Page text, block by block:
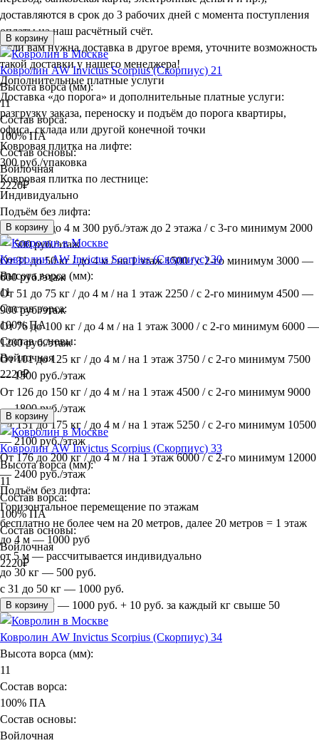
доставляются в срок до 3 рабочих дней с момента поступления
оплаты на наш расчётный счёт.
Если вам нужна доставка в другое время, уточните возможность
такой доставки у нашего менеджера!
Дополнительные платные услуги
Доставка «до порога» и дополнительные платные услуги:
разгрузку заказа, переноску и подъём до порога квартиры,
офиса, склада или другой конечной точки
Ковровая плитка на лифте:
300 руб./упаковка
Ковровая плитка по лестнице:
Индивидуально
Подъём без лифта:
До 30 кг / до 4 м 300 руб./этаж до 2 этажа / с 3-го минимум 2000
— 500 руб./этаж
От 31 до 50 кг / до 4 м / на 1 этаж 1500 / с 2-го минимум 3000 —
600 руб./этаж
От 51 до 75 кг / до 4 м / на 1 этаж 2250 / с 2-го минимум 4500 —
900 руб./этаж
От 76 до 100 кг / до 4 м / на 1 этаж 3000 / с 2-го минимум 6000 —
1200 руб./этаж
От 101 до 125 кг / до 4 м / на 1 этаж 3750 / с 2-го минимум 7500
— 1500 руб./этаж
От 126 до 150 кг / до 4 м / на 1 этаж 4500 / с 2-го минимум 9000
— 1800 руб./этаж
От 151 до 175 кг / до 4 м / на 1 этаж 5250 / с 2-го минимум 10500
— 2100 руб./этаж
От 176 до 200 кг / до 4 м / на 1 этаж 6000 / с 2-го минимум 12000
— 2400 руб./этаж
Подъём без лифта:
Горизонтальное перемещение по этажам
бесплатно не более чем на 20 метров, далее 20 метров = 1 этаж
до 4 м — 1000 руб
от 5 м — рассчитывается индивидуально
до 30 кг — 500 руб.
с 31 до 50 кг — 1000 руб.
более 50 кг — 1000 руб. + 10 руб. за каждый кг свыше 50
В корзину
Ковролин AW Invictus Scorpius (Скорпиус) 21
Высота ворса (мм):
11
Состав ворса:
100% ПА
Состав основы:
Войлочная
2220₽
В корзину
Ковролин AW Invictus Scorpius (Скорпиус) 30
Высота ворса (мм):
11
Состав ворса:
100% ПА
Состав основы:
Войлочная
2220₽
В корзину
Ковролин AW Invictus Scorpius (Скорпиус) 33
Высота ворса (мм):
11
Состав ворса:
100% ПА
Состав основы:
Войлочная
2220₽
В корзину
Ковролин AW Invictus Scorpius (Скорпиус) 34
Высота ворса (мм):
11
Состав ворса:
100% ПА
Состав основы:
Войлочная